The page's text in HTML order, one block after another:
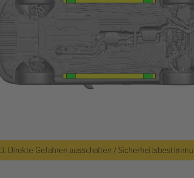
3. Direkte Gefahren ausschalten /